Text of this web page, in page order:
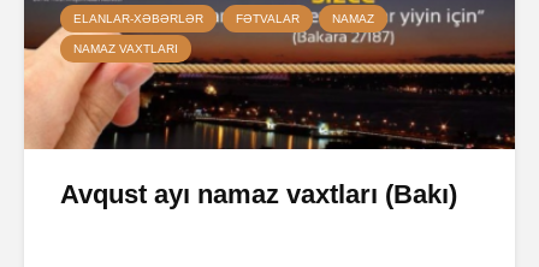
ELANLAR-XƏBƏRLƏR FƏTVALAR NAMAZ
NAMAZ VAXTLARI
Avqust ayı namaz vaxtları (Bakı)